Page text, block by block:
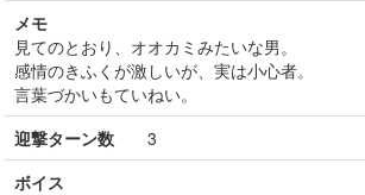
メモ
見てのとおり、オオカミみたいな男。
感情のきふくが激しいが、実は小心者。
言葉づかいもていねい。
迎撃ターン数 3
ボイス